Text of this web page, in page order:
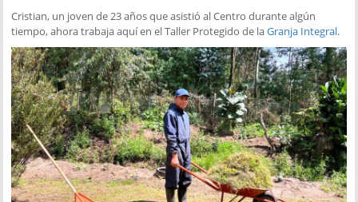
Cristian, un joven de 23 años que asistió al Centro durante algún
tiempo, ahora trabaja aquí en el Taller Protegido de laGranja Integral.